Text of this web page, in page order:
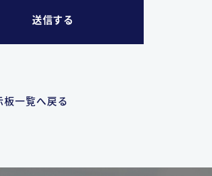
一覧へ戻る